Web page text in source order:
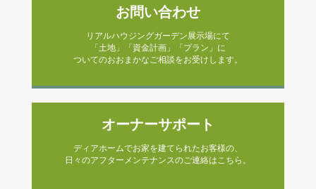
お問い合わせ
リアルハウジングガーデン展示場にて
「土地」「資金計画」「プラン」に
ついてのおおまかなご相談をお受けします。
オーナーサポート
ディアホームでお家を建てられたお客様の、
日々のアフターメンテナンスのご連絡はこちら。